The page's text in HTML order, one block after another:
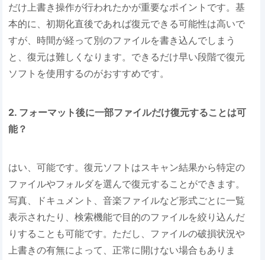
だけ上書き操作が行われたかが重要なポイントです。基
本的に、初期化直後であれば復元できる可能性は高いで
すが、時間が経って別のファイルを書き込んでしまう
と、復元は難しくなります。できるだけ早い段階で復元
ソフトを使用するのがおすすめです。
2. フォーマット後に一部ファイルだけ復元することは可
能？
はい、可能です。復元ソフトはスキャン結果から特定の
ファイルやフォルダを選んで復元することができます。
写真、ドキュメント、音楽ファイルなど形式ごとに一覧
表示されたり、検索機能で目的のファイルを絞り込んだ
りすることも可能です。ただし、ファイルの破損状況や
上書きの有無によって、正常に開けない場合もありま